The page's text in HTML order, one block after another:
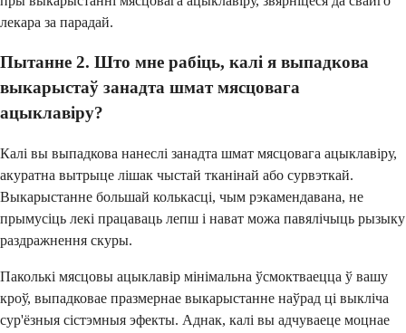
лекара за парадай.
Пытанне 2. Што мне рабіць, калі я выпадкова
выкарыстаў занадта шмат мясцовага
ацыклавіру?
Калі вы выпадкова нанеслі занадта шмат мясцовага ацыклавіру,
акуратна вытрыце лішак чыстай тканінай або сурвэткай.
Выкарыстанне большай колькасці, чым рэкамендавана, не
прымусіць лекі працаваць лепш і нават можа павялічыць рызыку
раздражнення скуры.
Паколькі мясцовы ацыклавір мінімальна ўсмоктваецца ў вашу
кроў, выпадковае празмернае выкарыстанне наўрад ці выкліча
сур'ёзныя сістэмныя эфекты. Аднак, калі вы адчуваеце моцнае